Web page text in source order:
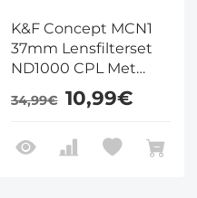
K&F Concept MCN1
37mm Lensfilterset
ND1000 CPL Met
Meerlaagse
Nanocoating
34,99€ 10,99€